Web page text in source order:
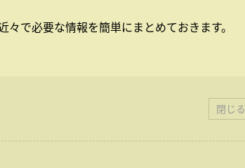
で必要な情報を簡単にまとめておきます。
閉じる